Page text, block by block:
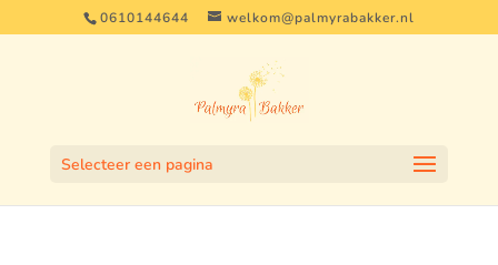
0610144644 welkom@palmyrabakker.nl
Selecteer een pagina